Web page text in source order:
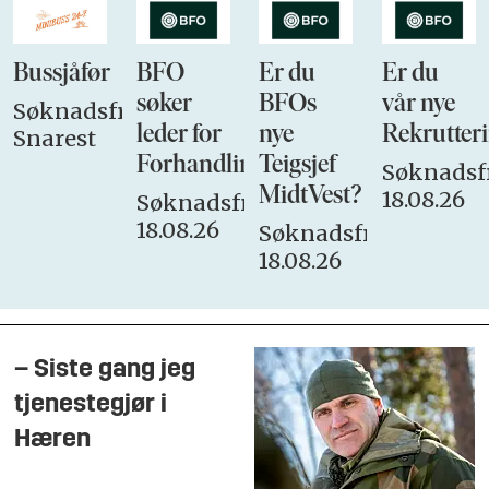
varslingssaker
Rutiner
10.Samordne retningslinjer:
Oppdatere,
justere og samordne de generelle
retningslinjene og rutinene knyttet til varsling.
Sørge for kun ett sett med dokumenter
gjeldende for alle
problemstillingene og vurderingene som
oppstår i gjennomføringen av en varslingssak
Kultur og opplæring
Bussjåfør
Søknadsfrist:
Snarest
BFO
søker
leder for
Forhandlingsutvalget
Søknadsfrist:
18.08.26
Er du
BFOs
nye
Teigsjef
MidtVest?
Søknadsfrist:
18.08.26
Er du
vår nye
18.08.26
– Siste gang jeg
tjenestegjør i
Hæren